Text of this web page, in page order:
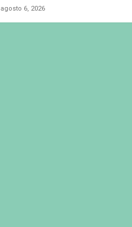
agosto 6, 2026